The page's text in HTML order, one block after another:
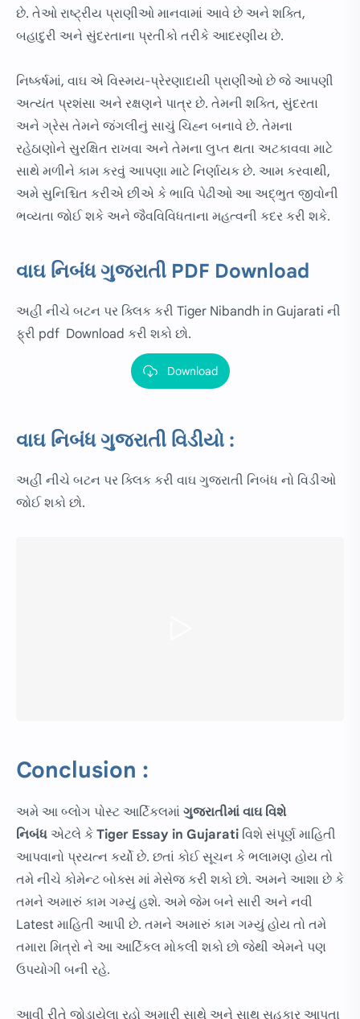
છે. તેઓ રાષ્ટ્રીય પ્રાણીઓ માનવામાં આવે છે અને શક્તિ,
બહાદુરી અને સુંદરતાના પ્રતીકો તરીકે આદરણીય છે.
નિષ્કર્ષમાં, વાઘ એ વિસ્મય-પ્રેરણાદાયી પ્રાણીઓ છે જે આપણી
અત્યંત પ્રશંસા અને રક્ષણને પાત્ર છે. તેમની શક્તિ, સુંદરતા
અને ગ્રેસ તેમને જંગલીનું સાચું ચિહ્ન બનાવે છે. તેમના
રહેઠાણોને સુરક્ષિત રાખવા અને તેમના લુપ્ત થતા અટકાવવા માટે
સાથે મળીને કામ કરવું આપણા માટે નિર્ણાયક છે. આમ કરવાથી,
અમે સુનિશ્ચિત કરીએ છીએ કે ભાવિ પેઢીઓ આ અદ્ભુત જીવોની
ભવ્યતા જોઈ શકે અને જૈવવિવિધતાના મહત્વની કદર કરી શકે.
વાઘ નિબંધ ગુજરાતી PDF Download
અહીં નીચે બટન પર ક્લિક કરી Tiger Nibandh in Gujarati ની
ફ્રી pdf Download કરી શકો છો.
Download
વાઘ નિબંધ ગુજરાતી વિડીયો :
અહીં નીચે બટન પર ક્લિક કરી વાઘ ગુજરાતી નિબંધ નો વિડીઓ
જોઈ શકો છો.
Conclusion :
અમે આ બ્લોગ પોસ્ટ આર્ટિકલમાં ગુજરાતીમાં વાઘ વિશે
નિબંધ એટલે કે Tiger Essay in Gujarati વિશે સંપૂર્ણ માહિતી
આપવાનો પ્રયત્ન કર્યો છે. છતાં કોઈ સૂચન કે ભલામણ હોય તો
તમે નીચે કોમેન્ટ બોક્સ માં મેસેજ કરી શકો છો. અમને આશા છે કે
તમને અમારું કામ ગમ્યું હશે. અમે જેમ બને સારી અને નવી
Latest માહિતી આપી છે. તમને અમારું કામ ગમ્યું હોય તો તમે
તમારા મિત્રો ને આ આર્ટિકલ મોકલી શકો છો જેથી એમને પણ
ઉપયોગી બની રહે.
આવી રીતે જોડાયેલા રહો અમારી સાથે અને સાથ સહકાર આપતા